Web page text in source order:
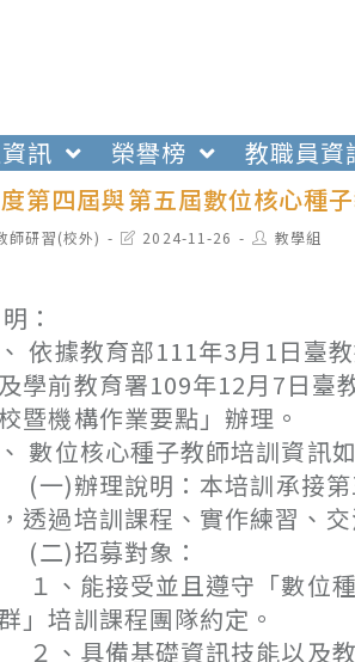
訊 榮譽榜 教職員資
第四屆與第五屆數位核心種子
師研習(校外)
Post2024-11-26
Post教學組
：
依據教育部111年3月1日臺
學前教育署109年12月7日臺
暨機構作業要點」辦理。
數位核心種子教師培訓資訊如
)辦理說明：本培訓承接第三
透過培訓課程、實作練習、
)招募對象：
能接受並且遵守「數位種
」培訓課程團隊約定。
具備基礎資訊技能以及教